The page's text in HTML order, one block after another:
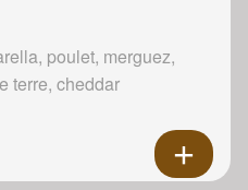
poulet, merguez,
terre, cheddar